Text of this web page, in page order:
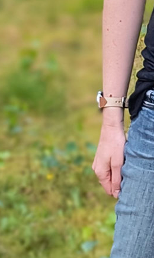
Was sind
„Drohne“ ist wohl ein
eingebürgert hat. Im
selbstverständlich für
meine Drohne auch
mehreren Rotorengemeint
acht ( Octocopter). Je mehr
in der Luft. Während
so einfach zu steuern sind,
Wenn man beide
von selbst, ohne sich zu